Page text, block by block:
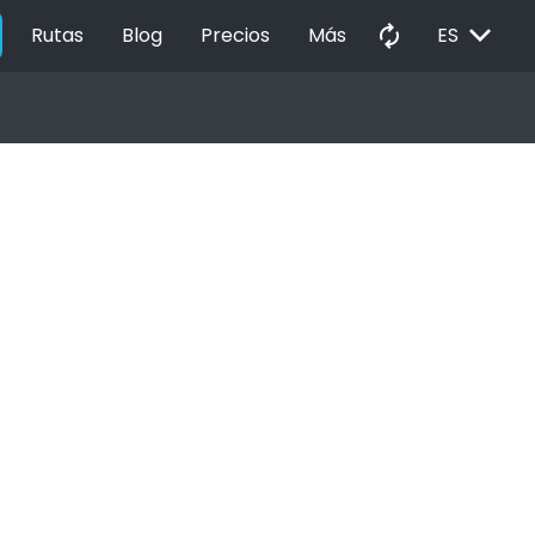
Rutas Blog Precios Más autorenew ES EXPAND_MORE